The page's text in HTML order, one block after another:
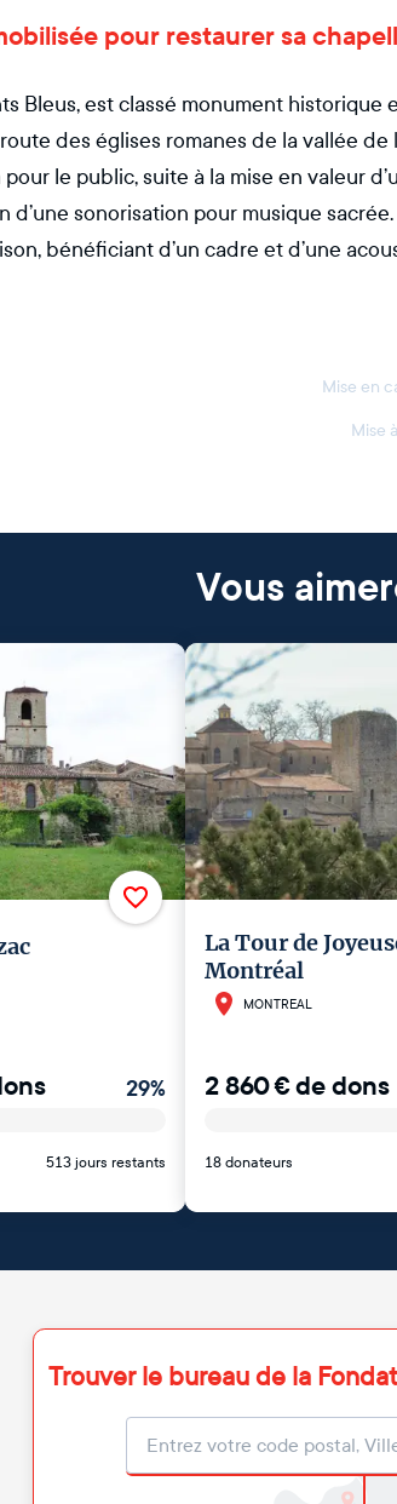
pour restaurer sa
Bleus, est classé monument historique
des églises romanes de la vallée de
le public, suite à la mise en valeur
d’une sonorisation pour musique
bénéficiant d’un cadre et d’une
Mise en
Mise
Vous
29%
513 jours restants
La Tour de
Montréal
MONTREAL
2 860€de dons
18 donateurs
Trouver le bureau de la
Localisation